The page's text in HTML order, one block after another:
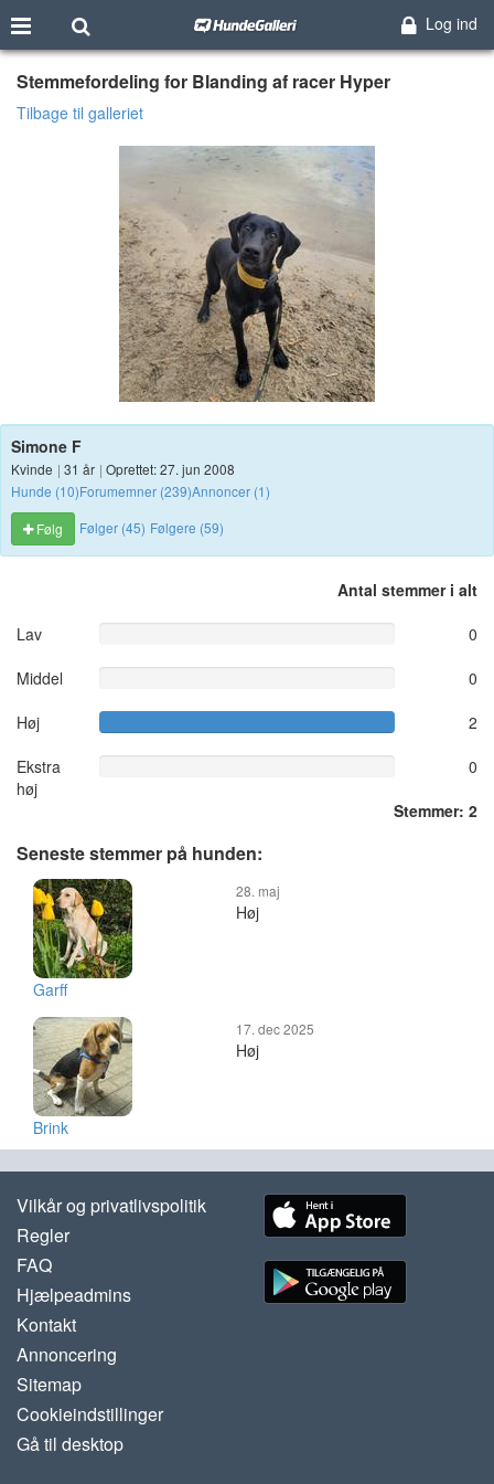
Log ind
Stemmefordeling for Blanding af racer Hyper
Tilbage til galleriet
Simone F
Kvinde | 31 år | Oprettet: 27. jun 2008
Hunde (10)Forumemner (239)Annoncer (1)
Følg
Følger (45) Følgere (59)
Antal stemmer i alt
Lav
0
Middel
0
Høj
2
Ekstra
høj
0
Stemmer: 2
Seneste stemmer på hunden:
Garff
28. maj
Høj
Brink
17. dec 2025
Høj
Vilkår og privatlivspolitik
Regler
FAQ
Hjælpeadmins
Kontakt
Annoncering
Sitemap
Cookieindstillinger
Gå til desktop